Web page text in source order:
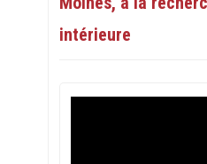
intérieure